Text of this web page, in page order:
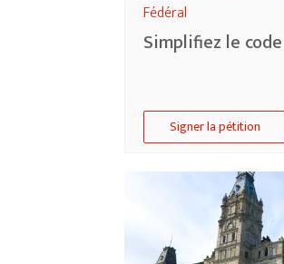
Fédéral
Simplifiez le
Signer la pétition